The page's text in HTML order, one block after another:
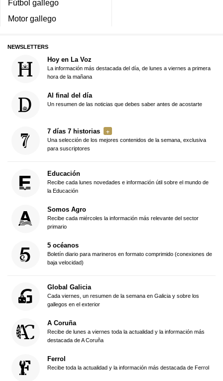
Fútbol gallego
Motor gallego
NEWSLETTERS
Hoy en La Voz
La información más destacada del día, de lunes a viernes a primera
hora de la mañana
Al final del día
Un resumen de las noticias que debes saber antes de acostarte
7 días 7 historias
Una selección de los mejores contenidos de la semana, exclusiva
para suscriptores
Educación
Recibe cada lunes novedades e información útil sobre el mundo de
la Educación
Somos Agro
Recibe cada miércoles la información más relevante del sector
primario
5 océanos
Boletín diario para marineros en formato comprimido (conexiones de
baja velocidad)
Global Galicia
Cada viernes, un resumen de la semana en Galicia y sobre los
gallegos en el exterior
A Coruña
Recibe de lunes a viernes toda la actualidad y la información más
destacada de A Coruña
Ferrol
Recibe toda la actualidad y la información más destacada de Ferrol